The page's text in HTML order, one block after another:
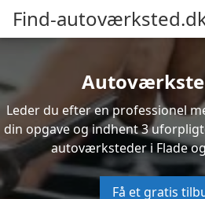
Find-
Leder du efter en professionel
din opgave og indhent 3
autoværksteder i Flade
Få et gratis